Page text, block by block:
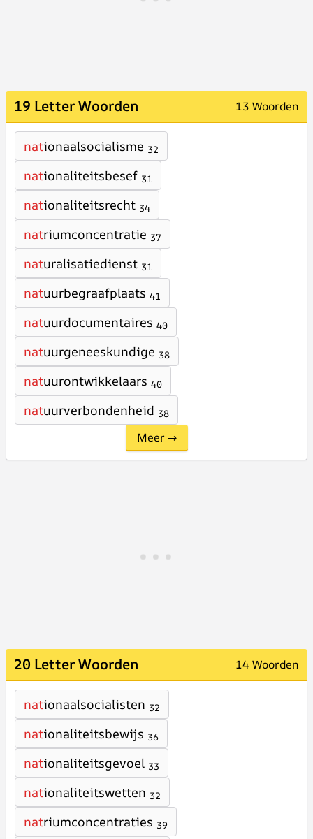
19 Letter Woorden 13 Woorden
nationaalsocialisme 32
nationaliteitsbesef 31
nationaliteitsrecht 34
natriumconcentratie 37
naturalisatiedienst 31
natuurbegraafplaats 41
natuurdocumentaires 40
natuurgeneeskundige 38
natuurontwikkelaars 40
natuurverbondenheid 38
Meer →
20 Letter Woorden 14 Woorden
nationaalsocialisten 32
nationaliteitsbewijs 36
nationaliteitsgevoel 33
nationaliteitswetten 32
natriumconcentraties 39